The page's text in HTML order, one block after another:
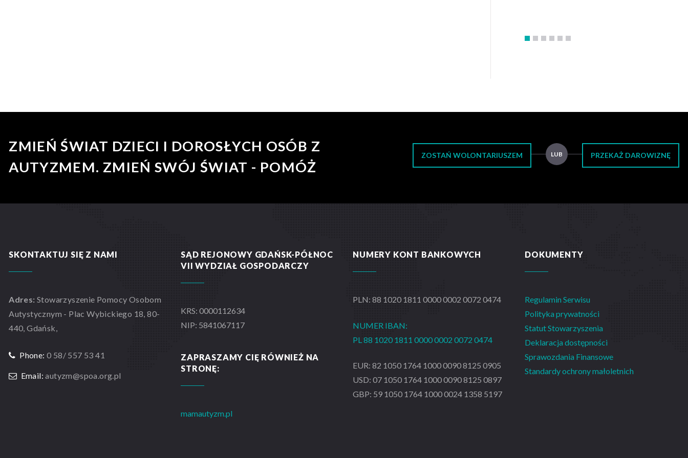
ZMIEŃ ŚWIAT DZIECI I DOROSŁYCH OSÓB Z
AUTYZMEM. ZMIEŃ SWÓJ ŚWIAT - POMÓŻ
ZOSTAŃ WOLONTARIUSZEM LUB PRZEKAŻ DAROWIZNĘ
SKONTAKTUJ SIĘ Z NAMI
Adres: Stowarzyszenie Pomocy Osobom
Autystycznym - Plac Wybickiego 18, 80-
440, Gdańsk,
Phone: 0 58/ 557 53 41
Email: autyzm@spoa.org.pl
SĄD REJONOWY GDAŃSK-PÓŁNOC
VII WYDZIAŁ GOSPODARCZY
KRS: 0000112634
NIP: 5841067117
ZAPRASZAMY CIĘ RÓWNIEŻ NA
STRONĘ:
mamautyzm.pl
NUMERY KONT BANKOWYCH
PLN: 88 1020 1811 0000 0002 0072 0474
NUMER IBAN:
PL 88 1020 1811 0000 0002 0072 0474
EUR: 82 1050 1764 1000 0090 8125 0905
USD: 07 1050 1764 1000 0090 8125 0897
GBP: 59 1050 1764 1000 0024 1358 5197
DOKUMENTY
Regulamin Serwisu
Polityka prywatności
Statut Stowarzyszenia
Deklaracja dostępności
Sprawozdania Finansowe
Standardy ochrony małoletnich